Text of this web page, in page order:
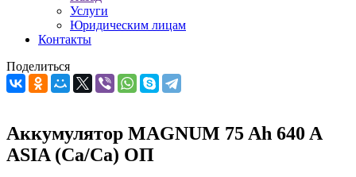
Услуги
Юридическим лицам
Контакты
Поделиться
Аккумулятор MAGNUM 75 Ah 640 A
ASIA (Ca/Ca) ОП